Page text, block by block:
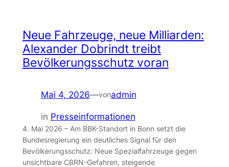
Neue Fahrzeuge, neue Milliarden:
Alexander Dobrindt treibt
Bevölkerungsschutz voran
Mai 4, 2026—vonadmin
in Presseinformationen
4. Mai 2026 – Am BBK-Standort in Bonn setzt die
Bundesregierung ein deutliches Signal für den
Bevölkerungsschutz: Neue Spezialfahrzeuge gegen
unsichtbare CBRN-Gefahren, steigende